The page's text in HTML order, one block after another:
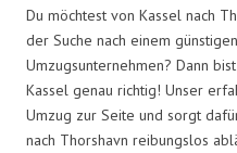
Du möchtest von Kassel nach
der Suche nach einem
Umzugsunternehmen? Dann
Kassel genau richtig! Unser
Umzug zur Seite und sorgt
nach Thorshavn reibungslos